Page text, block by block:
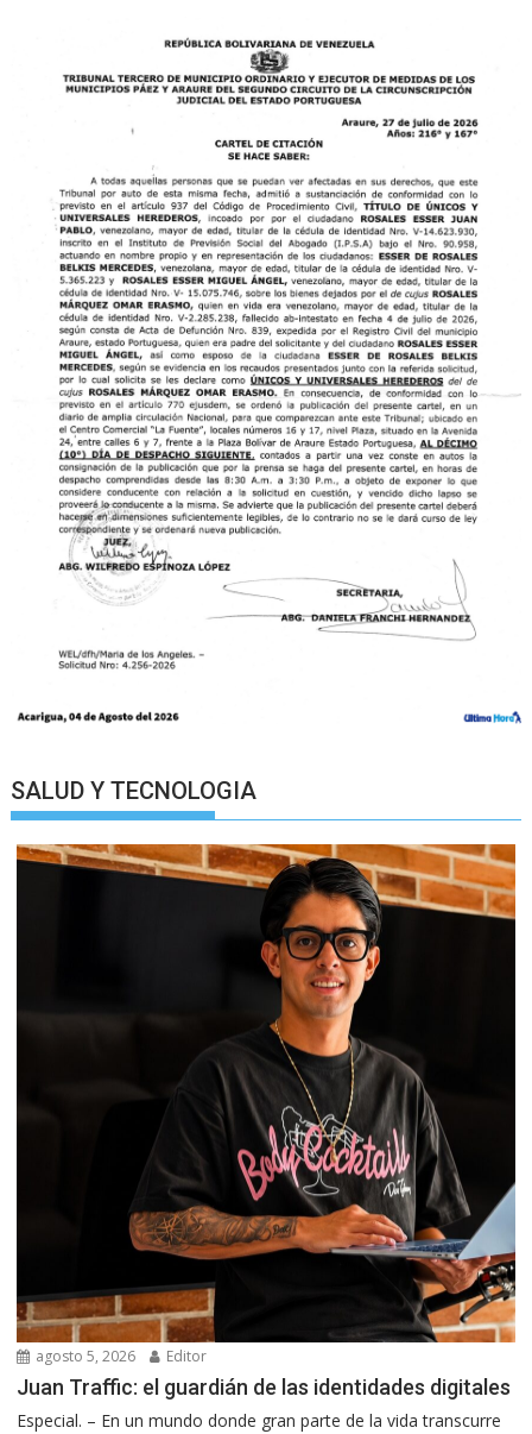
SALUD Y TECNOLOGIA
agosto 5, 2026 Editor
Juan Traffic: el guardián de las identidades digitales
Especial. – En un mundo donde gran parte de la vida transcurre